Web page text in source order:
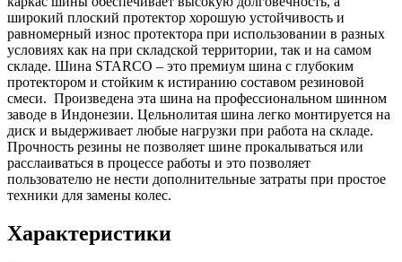
широкий плоский протектор хорошую устойчивость и
равномерный износ протектора при использовании в разных
условиях как на при складской территории, так и на самом
складе. Шина STARCO – это премиум шина с глубоким
протектором и стойким к истиранию составом резиновой
смеси. Произведена эта шина на профессиональном шинном
заводе в Индонезии. Цельнолитая шина легко монтируется на
диск и выдерживает любые нагрузки при работа на складе.
Прочность резины не позволяет шине прокалываться или
расслаиваться в процессе работы и это позволяет
пользователю не нести дополнительные затраты при простое
техники для замены колес.
Характеристики